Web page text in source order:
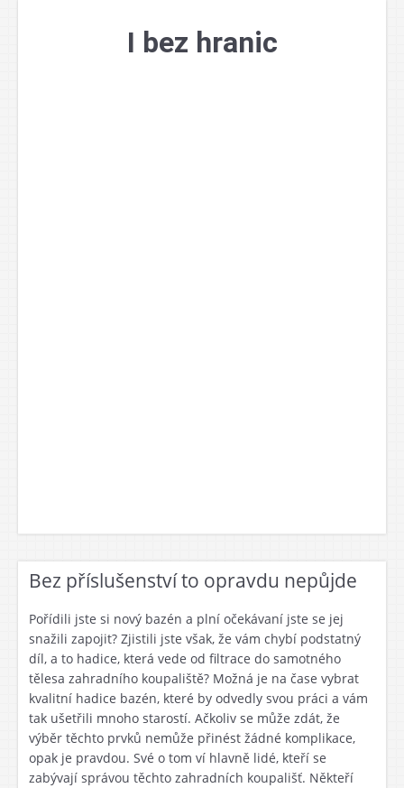
I bez hranic
Bez příslušenství to opravdu nepůjde
Pořídili jste si nový bazén a plní očekávaní jste se jej
snažili zapojit? Zjistili jste však, že vám chybí podstatný
díl, a to hadice, která vede od filtrace do samotného
tělesa zahradního koupaliště? Možná je na čase vybrat
kvalitní hadice bazén, které by odvedly svou práci a vám
tak ušetřili mnoho starostí. Ačkoliv se může zdát, že
výběr těchto prvků nemůže přinést žádné komplikace,
opak je pravdou. Své o tom ví hlavně lidé, kteří se
zabývají správou těchto zahradních koupališť. Někteří